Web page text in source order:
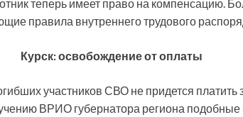
теперь имеет право на компенсацию.
правила внутреннего трудового
Курск: освобождение от оплаты
участников СВО не придется
ВРИО губернатора региона подобные